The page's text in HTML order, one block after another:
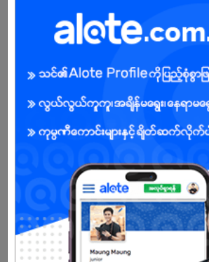
Open To : Male/Female
Already Expired
Don't have an account?